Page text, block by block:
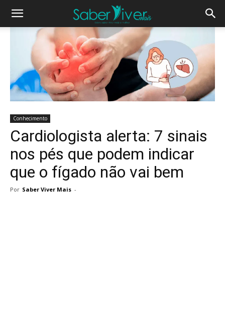
Conhecimento
Cardiologista alerta: 7 sinais
nos pés que podem indicar
que o fígado não vai bem
Por Saber Viver Mais -